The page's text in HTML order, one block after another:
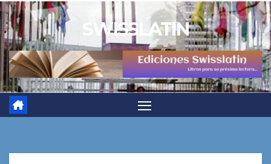
Saltar
al
contenido
SWISSLATIN